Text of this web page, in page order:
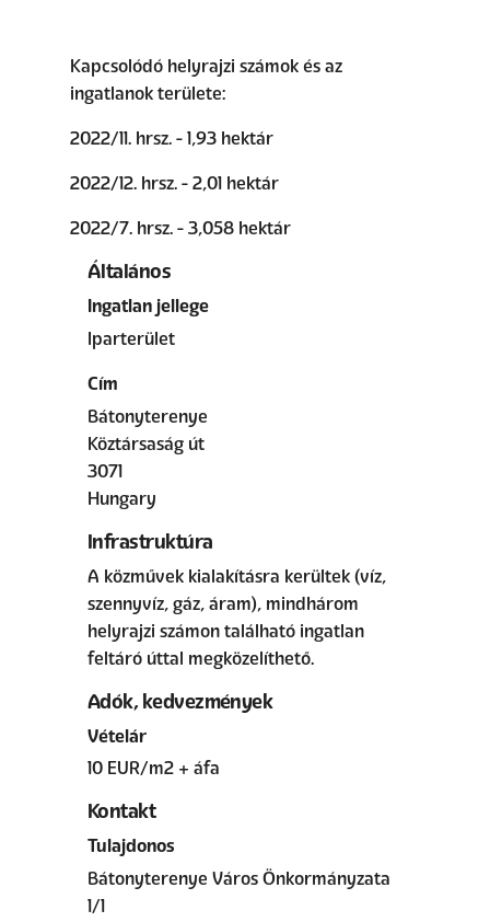
Kapcsolódó helyrajzi számok és az
ingatlanok területe:
2022/11. hrsz. - 1,93 hektár
2022/12. hrsz. - 2,01 hektár
2022/7. hrsz. - 3,058 hektár
Általános
Ingatlan jellege
Iparterület
Cím
Bátonyterenye
Köztársaság út
3071
Hungary
Infrastruktúra
A közművek kialakításra kerültek (víz,
szennyvíz, gáz, áram), mindhárom
helyrajzi számon található ingatlan
feltáró úttal megközelíthető.
Adók, kedvezmények
Vételár
10 EUR/m2 + áfa
Kontakt
Tulajdonos
Bátonyterenye Város Önkormányzata
1/1